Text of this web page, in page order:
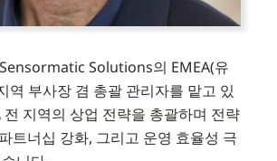
Solutions의 EMEA(유
역 부사장 겸 총괄 관리자를 맡고 있
전 지역의 상업 전략을 총괄하며 전략
트너십 강화, 그리고 운영 효율성 극